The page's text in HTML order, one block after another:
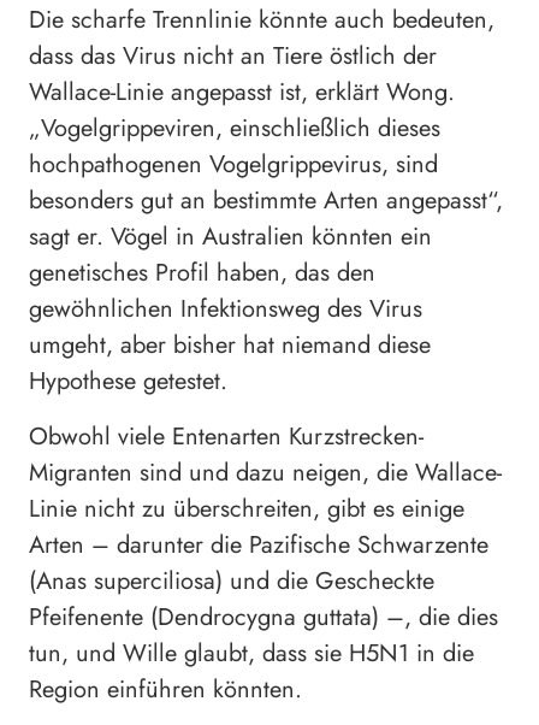
Die scharfe Trennlinie könnte auch bedeuten,
dass das Virus nicht an Tiere östlich der
Wallace-Linie angepasst ist, erklärt Wong.
„Vogelgrippeviren, einschließlich dieses
hochpathogenen Vogelgrippevirus, sind
besonders gut an bestimmte Arten angepasst“,
sagt er. Vögel in Australien könnten ein
genetisches Profil haben, das den
gewöhnlichen Infektionsweg des Virus
umgeht, aber bisher hat niemand diese
Hypothese getestet.
Obwohl viele Entenarten Kurzstrecken-
Migranten sind und dazu neigen, die Wallace-
Linie nicht zu überschreiten, gibt es einige
Arten – darunter die Pazifische Schwarzente
(Anas superciliosa) und die Gescheckte
Pfeifenente (Dendrocygna guttata) –, die dies
tun, und Wille glaubt, dass sie H5N1 in die
Region einführen könnten.